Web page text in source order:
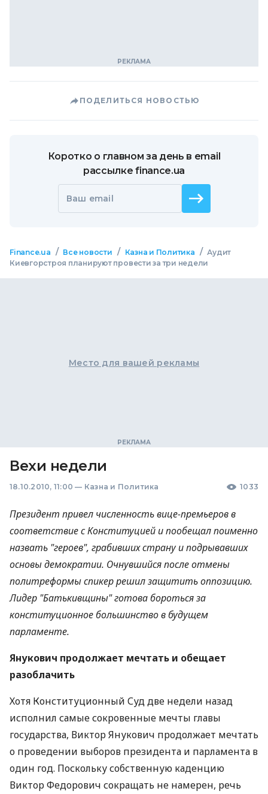
ПОДЕЛИТЬСЯ НОВОСТЬЮ
Коротко о главном за день в email
рассылке finance.ua
Ваш email
Finance.ua / Все новости / Казна и Политика / Аудит
Киевгорстроя планируют провести за три недели
Место для вашей рекламы
Вехи недели
18.10.2010, 11:00 — Казна и Политика 1033
Президент привел численность вице-премьеров в
соответствие с Конституцией и пообещал поименно
назвать "героев", грабивших страну и подрывавших
основы демократии. Очнувшийся после отмены
политреформы спикер решил защитить оппозицию.
Лидер "Батькивщины" готова бороться за
конституционное большинство в будущем
парламенте.
Янукович продолжает мечтать и обещает
разоблачить
Хотя Конституционный Суд две недели назад
исполнил самые сокровенные мечты главы
государства, Виктор Янукович продолжает мечтать
о проведении выборов президента и парламента в
один год. Поскольку собственную каденцию
Виктор Федорович сокращать не намерен, речь